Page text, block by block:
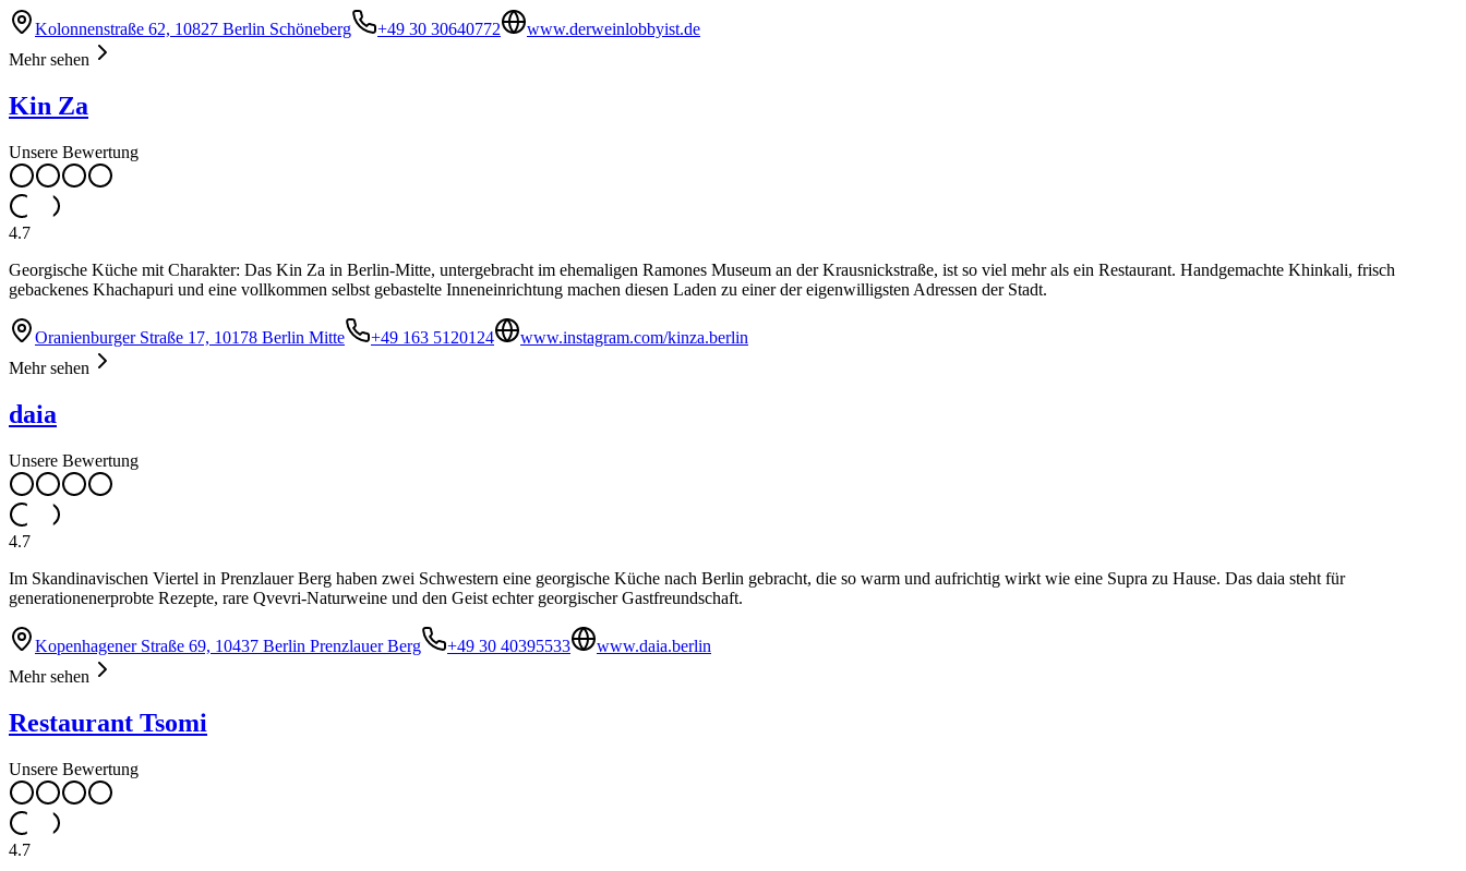
Kolonnenstraße 62, 10827 Berlin Schöneberg +49 30 30640772
www.derweinlobbyist.de
Mehr sehen
Kin Za
Unsere Bewertung
4.7
Georgische Küche mit Charakter: Das Kin Za in Berlin-Mitte, untergebracht im ehemaligen Ramones Museum an der Krausnickstraße, ist so viel mehr als ein Restaurant. Handgemachte Khinkali, frisch
gebackenes Khachapuri und eine vollkommen selbst gebastelte Inneneinrichtung machen diesen Laden zu einer der eigenwilligsten Adressen der Stadt.
Oranienburger Straße 17, 10178 Berlin Mitte +49 163 5120124
www.instagram.com/kinza.berlin
Mehr sehen
daia
Unsere Bewertung
4.7
Im Skandinavischen Viertel in Prenzlauer Berg haben zwei Schwestern eine georgische Küche nach Berlin gebracht, die so warm und aufrichtig wirkt wie eine Supra zu Hause. Das daia steht für
generationenerprobte Rezepte, rare Qvevri-Naturweine und den Geist echter georgischer Gastfreundschaft.
Kopenhagener Straße 69, 10437 Berlin Prenzlauer Berg +49 30 40395533
www.daia.berlin
Mehr sehen
Restaurant Tsomi
Unsere Bewertung
4.7